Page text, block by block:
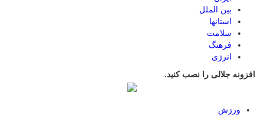
بین الملل
استانها
سلامت
فرهنگ
انرژی
افزونه جلالی را نصب کنید.
ورزش